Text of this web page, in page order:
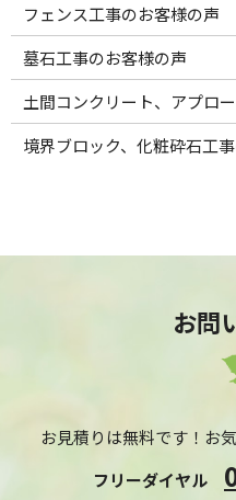
フェンス工事のお客様の声
墓石工事のお客様の声
土間コンクリート、アプロ
境界ブロック、化粧砕石工
お問
お見積りは無料です！お
フリーダイヤル